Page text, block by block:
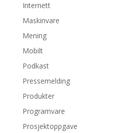
Internett
Maskinvare
Mening
Mobilt
Podkast
Pressemelding
Produkter
Programvare
Prosjektoppgave